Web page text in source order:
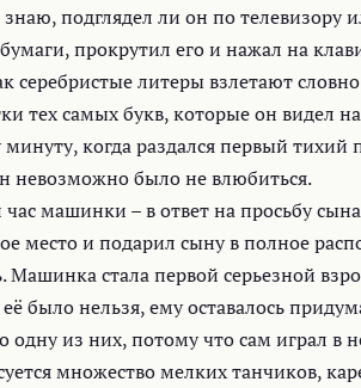
подглядел ли он по телевизору
прокрутил его и нажал на
серебристые литеры взлетают
тех самых букв, которые он видел
когда раздался первый тихий
невозможно было не влюбиться.
машинки – в ответ на просьбу
место и подарил сыну в полное
Машинка стала первой серьезной
было нельзя, ему оставалось
из них, потому что сам играл в
множество мелких танчиков,